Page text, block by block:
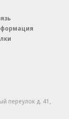
переулок д. 41,